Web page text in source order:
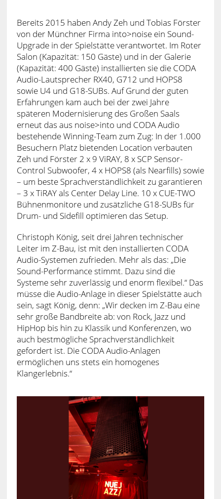
Bereits 2015 haben Andy Zeh und Tobias Förster
von der Münchner Firma into>noise ein Sound-
Upgrade in der Spielstätte verantwortet. Im Roter
Salon (Kapazität: 150 Gäste) und in der Galerie
(Kapazität: 400 Gäste) installierten sie die CODA
Audio-Lautsprecher RX40, G712 und HOPS8
sowie U4 und G18-SUBs. Auf Grund der guten
Erfahrungen kam auch bei der zwei Jahre
späteren Modernisierung des Großen Saals
erneut das aus noise>into und CODA Audio
bestehende Winning-Team zum Zug: In der 1.000
Besuchern Platz bietenden Location verbauten
Zeh und Förster 2 x 9 ViRAY, 8 x SCP Sensor-
Control Subwoofer, 4 x HOPS8 (als Nearfills) sowie
– um beste Sprachverständlichkeit zu garantieren
– 3 x TiRAY als Center Delay Line. 10 x CUE-TWO
Bühnenmonitore und zusätzliche G18-SUBs für
Drum- und Sidefill optimieren das Setup.
Christoph König, seit drei Jahren technischer
Leiter im Z-Bau, ist mit den installierten CODA
Audio-Systemen zufrieden. Mehr als das: „Die
Sound-Performance stimmt. Dazu sind die
Systeme sehr zuverlässig und enorm flexibel.“ Das
müsse die Audio-Anlage in dieser Spielstätte auch
sein, sagt König, denn: „Wir decken im Z-Bau eine
sehr große Bandbreite ab: von Rock, Jazz und
HipHop bis hin zu Klassik und Konferenzen, wo
auch bestmögliche Sprachverständlichkeit
gefordert ist. Die CODA Audio-Anlagen
ermöglichen uns stets ein homogenes
Klangerlebnis.“